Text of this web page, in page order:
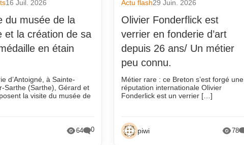
16 Juil. 2026
du musée de la
et la création de sa
en étain
d’Antoigné, à Sainte-
Sarthe (Sarthe), Gérard et
la visite du musée de
64 0
Actu flash29 Juin. 2026
Olivier Fonderflick est
verrier en fonderie d’art
depuis 26 ans/ Un métier
peu connu.
Métier rare : ce Breton s’est forgé une
réputation internationale Olivier
Fonderlick est un verrier […]
piwi 78